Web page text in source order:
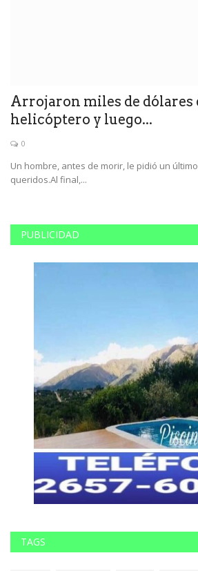
Arrojaron miles de dólares
helicóptero y luego...
0
Un hombre, antes de morir, le pidió un
queridos.Al final,...
PUBLICIDAD
TAGS